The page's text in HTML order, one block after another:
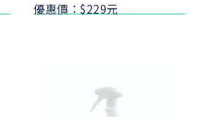
優惠價：$229元